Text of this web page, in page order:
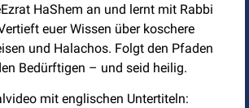
HaShem an und lernt mit Rabbi
euer Wissen über koschere
und Halachos. Folgt den Pfaden
Bedürftigen – und seid heilig.
mit englischen Untertiteln: